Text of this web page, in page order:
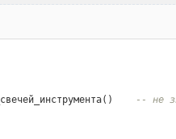
-- не